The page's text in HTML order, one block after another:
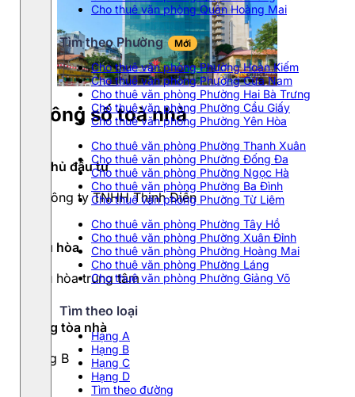
Cho thuê văn phòng Quận Hoàng Mai
Tìm theo Phường Mới
Cho thuê văn phòng Phường Hoàn Kiếm
Cho thuê văn phòng Phường Cửa Nam
Cho thuê văn phòng Phường Hai Bà Trưng
Cho thuê văn phòng Phường Cầu Giấy
Cho thuê văn phòng Phường Yên Hòa
Cho thuê văn phòng Phường Thanh Xuân
Cho thuê văn phòng Phường Đống Đa
Cho thuê văn phòng Phường Ngọc Hà
Cho thuê văn phòng Phường Ba Đình
Cho thuê văn phòng Phường Từ Liêm
Cho thuê văn phòng Phường Tây Hồ
Cho thuê văn phòng Phường Xuân Đỉnh
Cho thuê văn phòng Phường Hoàng Mai
Cho thuê văn phòng Phường Láng
Cho thuê văn phòng Phường Giảng Võ
Tìm theo loại
Hạng A
Hạng B
Hạng C
Hạng D
Tìm theo đường
Thông số toà nhà
Chủ đầu tư
Công ty TNHH Thịnh Điền
Điều hòa
Điều hòa trung tâm
Hạng tòa nhà
Hạng B